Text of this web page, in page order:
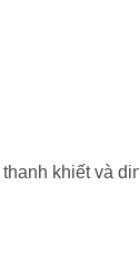
khiết và